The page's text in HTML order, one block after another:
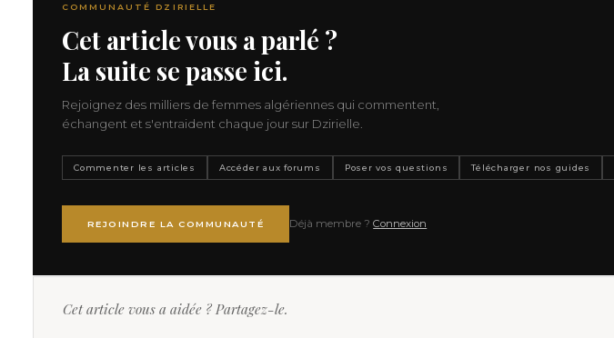
COMMUNAUTÉ DZIRIELLE
Cet article vous a parlé ?
La suite se passe ici.
Rejoignez des milliers de femmes algériennes qui commentent,
échangent et s'entraident chaque jour sur Dzirielle.
Commenter les articles Accéder aux forums Poser vos questions Télécharger nos guides
REJOINDRE LA COMMUNAUTÉ Déjà membre ?Connexion
Cet article vous a aidée ? Partagez-le.